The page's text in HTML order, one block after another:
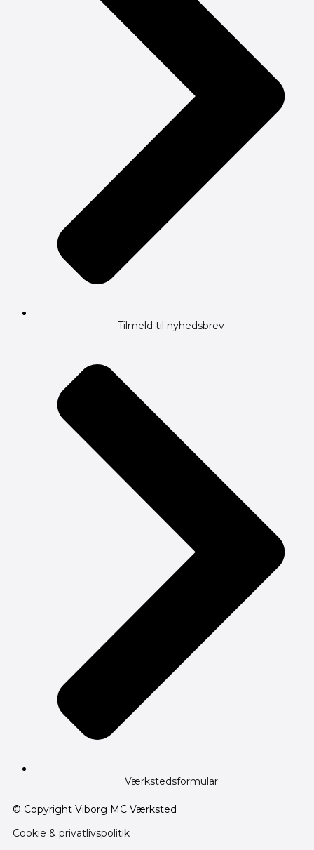
Tilmeld til nyhedsbrev
Værkstedsformular
© Copyright Viborg MC Værksted
Cookie & privatlivspolitik